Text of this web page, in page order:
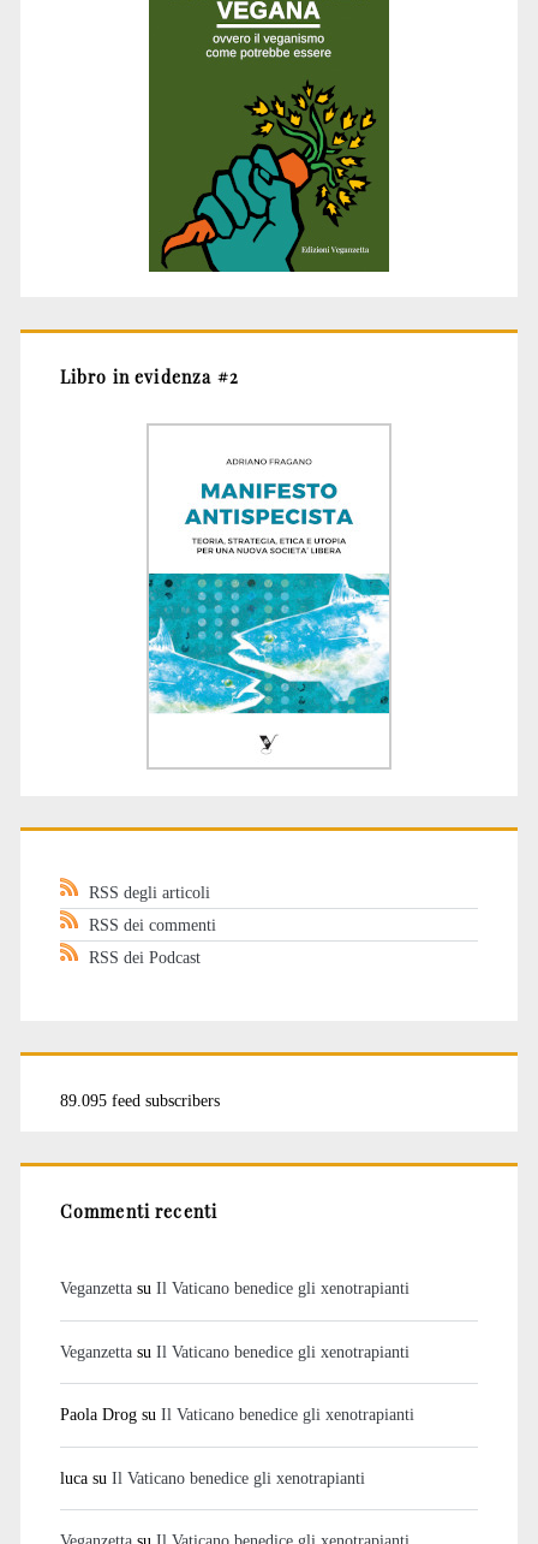
Libro in evidenza #2
RSS degli articoli
RSS dei commenti
RSS dei Podcast
89.095 feed subscribers
Commenti recenti
Veganzettasu Il Vaticano benedice gli xenotrapianti
Veganzettasu Il Vaticano benedice gli xenotrapianti
Paola Drogsu Il Vaticano benedice gli xenotrapianti
lucasu Il Vaticano benedice gli xenotrapianti